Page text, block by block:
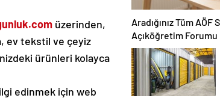
üzerinden,
ev tekstil ve çeyiz
ürünleri kolayca
edinmek için web
Aradığınız Tüm AÖF
Açıköğretim Forumu